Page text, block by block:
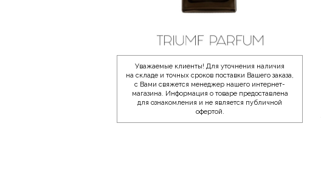
Уважаемые клиенты! Для уточнения наличия
на складе и точных сроков поставки Вашего заказа,
с Вами свяжется менеджер нашего интернет-
магазина. Информация о товаре предоставлена
для ознакомления и не является публичной
офертой.